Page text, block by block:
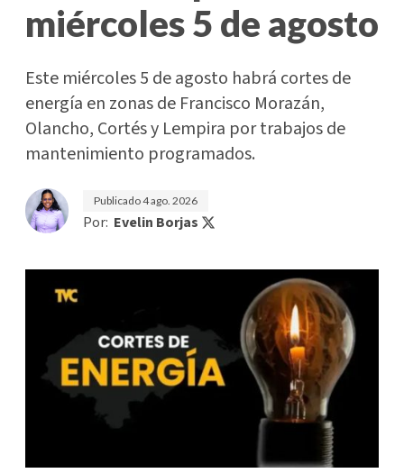
miércoles 5 de agosto
Este miércoles 5 de agosto habrá cortes de
energía en zonas de Francisco Morazán,
Olancho, Cortés y Lempira por trabajos de
mantenimiento programados.
Publicado4 ago. 2026
Por: Evelin Borjas